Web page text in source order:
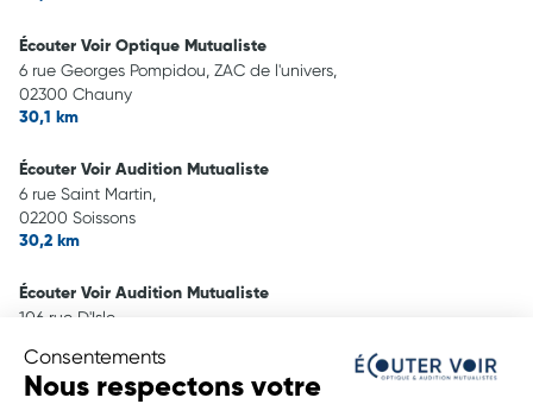
Consentements
Nous respectons votre
Écouter Voir Optique Mutualiste
6 rue Georges Pompidou, ZAC de l'univers,
02300 Chauny
30,1 km
Écouter Voir Audition Mutualiste
6 rue Saint Martin,
02200 Soissons
30,2 km
Écouter Voir Audition Mutualiste
106 rue D'Isle,
38,6 km